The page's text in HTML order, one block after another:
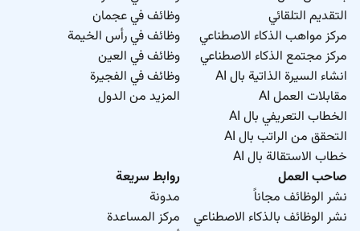
التقديم التلقائي
مركز مواهب الذكاء الاصطناعي
مركز مجتمع الذكاء الاصطناعي
انشاء السيرة الذاتية بال AI
مقابلات العمل AI
الخطاب التعريفي بال AI
التحقق من الراتب بال AI
خطاب الاستقالة بال AI
وظائف في عجمان
وظائف في رأس الخيمة
وظائف في العين
وظائف في الفجيرة
المزيد من الدول
صاحب العمل
نشر الوظائف مجاناً
نشر الوظائف بالذكاء الاصطناعي
روابط سريعة
مدونة
مركز المساعدة